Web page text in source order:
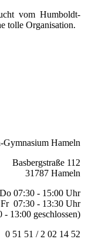
vom Humboldt-
tolle Organisation.
Gymnasium Hameln
Basbergstraße 112
31787 Hameln
07:30 - 15:00 Uhr
Fr 07:30 - 13:30 Uhr
13:00 geschlossen)
0 51 51 / 2 02 14 52